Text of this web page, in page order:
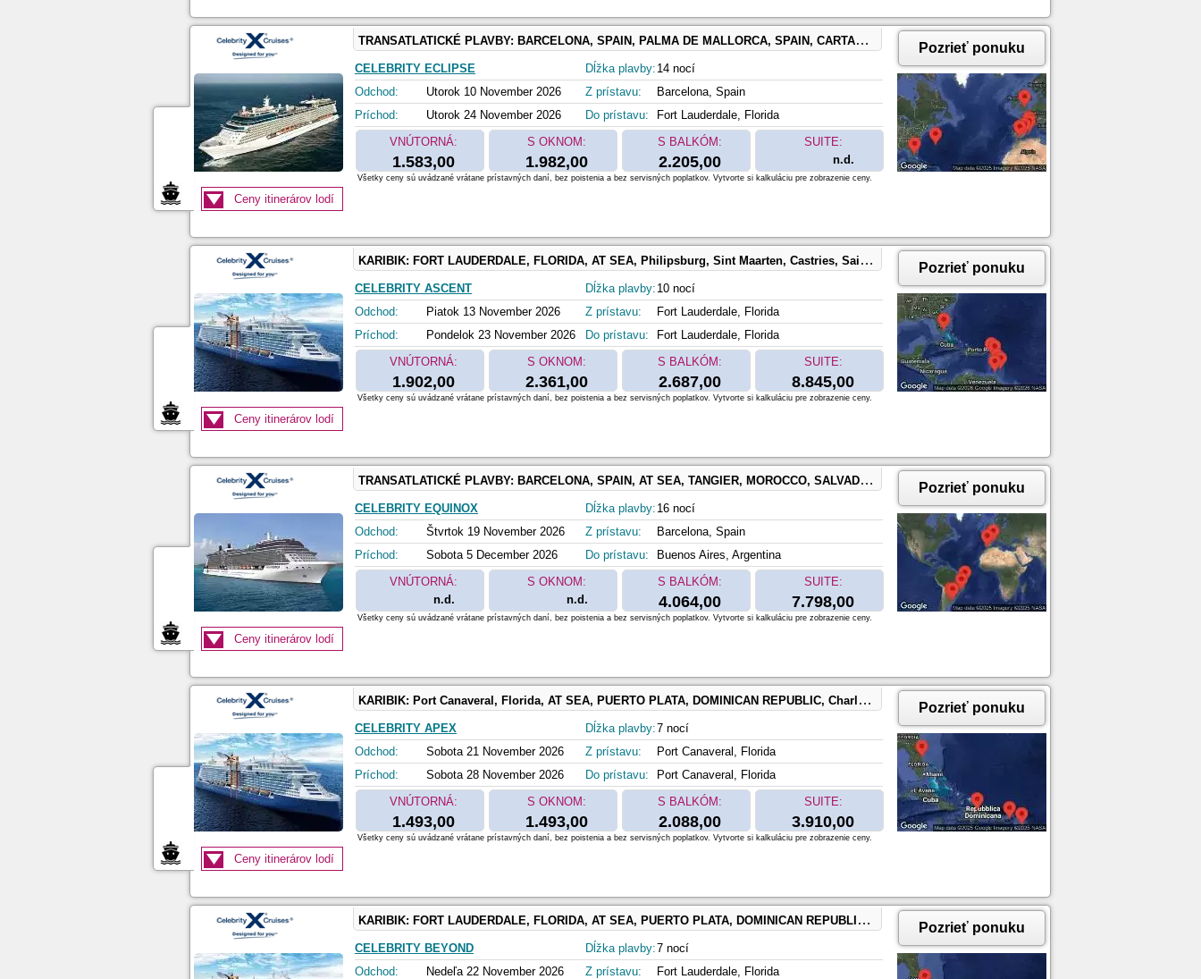
TRANSATLATICKÉ PLAVBY: BARCELONA, SPAIN, PALMA DE MALLORCA, SPAIN, CARTAGENA, SPAIN, MALAGA, SPAIN, GIBRALTAR, UNITED KINGDOM, AT SEA, KINGS WHARF, BERMUDA, FORT LAUDERDALE, FLORIDA
CELEBRITY ECLIPSE
Odchod:
Utorok 10 November 2026
Príchod:
Utorok 24 November 2026
Dĺžka plavby: 14 nocí
Z prístavu:
Barcelona, Spain
Do prístavu:
Fort Lauderdale, Florida
VNÚTORNÁ:
1.583,00
S OKNOM:
1.982,00
S BALKÓM:
2.205,00
SUITE:
n.d.
Pozrieť ponuku
Ceny itinerárov lodí
Všetky ceny sú uvádzané vrátane prístavných daní, bez poistenia a bez servisných poplatkov. Vytvorte si kalkuláciu pre zobrazenie ceny.
KARIBIK: FORT LAUDERDALE, FLORIDA, AT SEA, Philipsburg, Sint Maarten, Castries, Saint Lucia, Saint George, Grenada, BRIDGETOWN, BARBADOS, Saint John, Antigua and Barbuda
CELEBRITY ASCENT
Odchod:
Piatok 13 November 2026
Príchod:
Pondelok 23 November 2026
Dĺžka plavby: 10 nocí
Z prístavu:
Fort Lauderdale, Florida
Do prístavu:
Fort Lauderdale, Florida
VNÚTORNÁ:
1.902,00
S OKNOM:
2.361,00
S BALKÓM:
2.687,00
SUITE:
8.845,00
Pozrieť ponuku
Ceny itinerárov lodí
Všetky ceny sú uvádzané vrátane prístavných daní, bez poistenia a bez servisných poplatkov. Vytvorte si kalkuláciu pre zobrazenie ceny.
TRANSATLATICKÉ PLAVBY: BARCELONA, SPAIN, AT SEA, TANGIER, MOROCCO, SALVADOR DE BAHIA, BRAZIL, RIO DE JANEIRO, BRAZIL, MONTEVIDEO, URUGUAY, BUENOS AIRES, ARGENTINA
CELEBRITY EQUINOX
Odchod:
Štvrtok 19 November 2026
Príchod:
Sobota 5 December 2026
Dĺžka plavby: 16 nocí
Z prístavu:
Barcelona, Spain
Do prístavu:
Buenos Aires, Argentina
VNÚTORNÁ:
n.d.
S OKNOM:
n.d.
S BALKÓM:
4.064,00
SUITE:
7.798,00
Pozrieť ponuku
Ceny itinerárov lodí
Všetky ceny sú uvádzané vrátane prístavných daní, bez poistenia a bez servisných poplatkov. Vytvorte si kalkuláciu pre zobrazenie ceny.
KARIBIK: Port Canaveral, Florida, AT SEA, PUERTO PLATA, DOMINICAN REPUBLIC, Charlotte Amalie, Saint Thomas, Basseterre, Saint Kitts and Nevis
CELEBRITY APEX
Odchod:
Sobota 21 November 2026
Príchod:
Sobota 28 November 2026
Dĺžka plavby:7 nocí
Z prístavu:
Port Canaveral, Florida
Do prístavu:
Port Canaveral, Florida
VNÚTORNÁ:
1.493,00
S OKNOM:
1.493,00
S BALKÓM:
2.088,00
SUITE:
3.910,00
Pozrieť ponuku
Ceny itinerárov lodí
Všetky ceny sú uvádzané vrátane prístavných daní, bez poistenia a bez servisných poplatkov. Vytvorte si kalkuláciu pre zobrazenie ceny.
KARIBIK: FORT LAUDERDALE, FLORIDA, AT SEA, PUERTO PLATA, DOMINICAN REPUBLIC, Charlotte Amalie, Saint Thomas, Philipsburg, Sint Maarten
CELEBRITY BEYOND
Odchod:
Nedeľa 22 November 2026
Dĺžka plavby:7 nocí
Z prístavu:
Fort Lauderdale, Florida
Pozrieť ponuku